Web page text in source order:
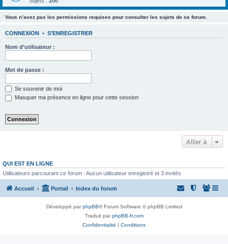
Vous n’avez pas les permissions requises pour consulter les sujets de ce forum.
CONNEXION • S’ENREGISTRER
Nom d’utilisateur :
Mot de passe :
Se souvenir de moi
Masquer ma présence en ligne pour cette session
Aller à
QUI EST EN LIGNE
Utilisateurs parcourant ce forum : Aucun utilisateur enregistré et 3 invités
Accueil Portail Index du forum
Développé parphpBB® Forum Software © phpBB Limited
Traduit parphpBB-fr.com
Confidentialité | Conditions